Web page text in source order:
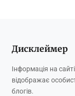
Дисклеймер
Інформація на
відображає
блогів.